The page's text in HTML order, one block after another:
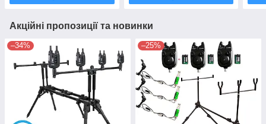
Акційні пропозиції та новинки
–34% –25%